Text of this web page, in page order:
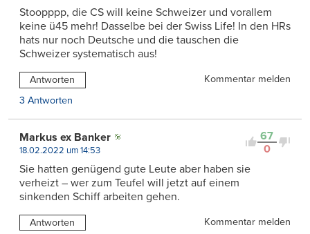
Stoopppp, die CS will keine Schweizer und vorallem
keine ü45 mehr! Dasselbe bei der Swiss Life! In den HRs
hats nur noch Deutsche und die tauschen die
Schweizer systematisch aus!
Antworten
Kommentar melden
3 Antworten
67
0
Markus ex Banker
18.02.2022 um 14:53
Sie hatten genügend gute Leute aber haben sie
verheizt – wer zum Teufel will jetzt auf einem
sinkenden Schiff arbeiten gehen.
Antworten Kommentar melden